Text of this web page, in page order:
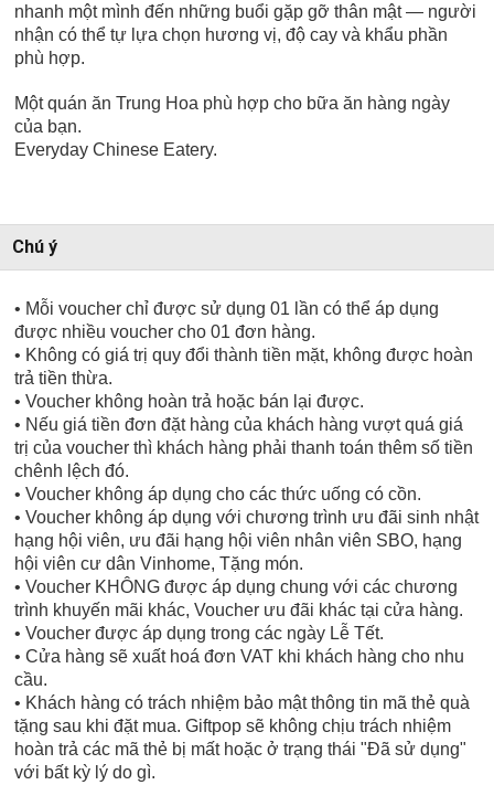
nhanh một mình đến những buổi gặp gỡ thân mật — người
nhận có thể tự lựa chọn hương vị, độ cay và khẩu phần
phù hợp.
Một quán ăn Trung Hoa phù hợp cho bữa ăn hàng ngày
của bạn.
Everyday Chinese Eatery.
Chú ý
• Mỗi voucher chỉ được sử dụng 01 lần có thể áp dụng
được nhiều voucher cho 01 đơn hàng.
• Không có giá trị quy đổi thành tiền mặt, không được hoàn
trả tiền thừa.
• Voucher không hoàn trả hoặc bán lại được.
• Nếu giá tiền đơn đặt hàng của khách hàng vượt quá giá
trị của voucher thì khách hàng phải thanh toán thêm số tiền
chênh lệch đó.
• Voucher không áp dụng cho các thức uống có cồn.
• Voucher không áp dụng với chương trình ưu đãi sinh nhật
hạng hội viên, ưu đãi hạng hội viên nhân viên SBO, hạng
hội viên cư dân Vinhome, Tặng món.
• Voucher KHÔNG được áp dụng chung với các chương
trình khuyến mãi khác, Voucher ưu đãi khác tại cửa hàng.
• Voucher được áp dụng trong các ngày Lễ Tết.
• Cửa hàng sẽ xuất hoá đơn VAT khi khách hàng cho nhu
cầu.
• Khách hàng có trách nhiệm bảo mật thông tin mã thẻ quà
tặng sau khi đặt mua. Giftpop sẽ không chịu trách nhiệm
hoàn trả các mã thẻ bị mất hoặc ở trạng thái "Đã sử dụng"
với bất kỳ lý do gì.